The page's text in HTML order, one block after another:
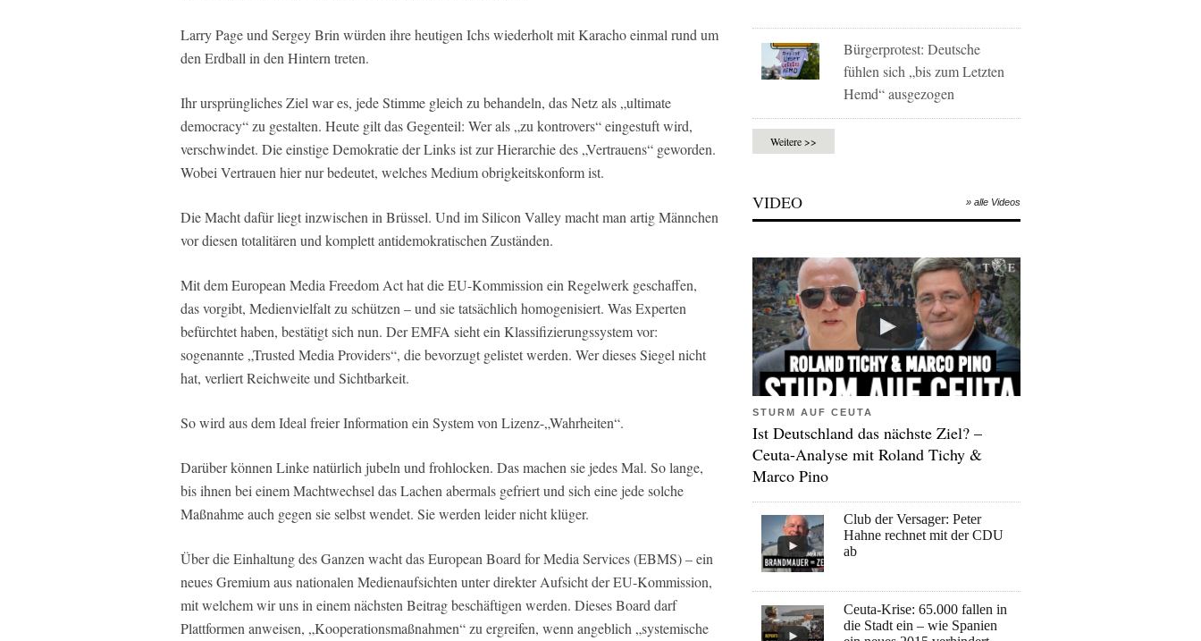
Larry Page und Sergey Brin würden ihre heutigen Ichs wiederholt mit Karacho einmal rund um
den Erdball in den Hintern treten.
Ihr ursprüngliches Ziel war es, jede Stimme gleich zu behandeln, das Netz als „ultimate
democracy“ zu gestalten. Heute gilt das Gegenteil: Wer als „zu kontrovers“ eingestuft wird,
verschwindet. Die einstige Demokratie der Links ist zur Hierarchie des „Vertrauens“ geworden.
Wobei Vertrauen hier nur bedeutet, welches Medium obrigkeitskonform ist.
Die Macht dafür liegt inzwischen in Brüssel. Und im Silicon Valley macht man artig Männchen
vor diesen totalitären und komplett antidemokratischen Zuständen.
Mit dem European Media Freedom Act hat die EU-Kommission ein Regelwerk geschaffen,
das vorgibt, Medienvielfalt zu schützen – und sie tatsächlich homogenisiert. Was Experten
befürchtet haben, bestätigt sich nun. Der EMFA sieht ein Klassifizierungssystem vor:
sogenannte „Trusted Media Providers“, die bevorzugt gelistet werden. Wer dieses Siegel nicht
hat, verliert Reichweite und Sichtbarkeit.
So wird aus dem Ideal freier Information ein System von Lizenz-„Wahrheiten“.
Darüber können Linke natürlich jubeln und frohlocken. Das machen sie jedes Mal. So lange,
bis ihnen bei einem Machtwechsel das Lachen abermals gefriert und sich eine jede solche
Maßnahme auch gegen sie selbst wendet. Sie werden leider nicht klüger.
Über die Einhaltung des Ganzen wacht das European Board for Media Services (EBMS) – ein
neues Gremium aus nationalen Medienaufsichten unter direkter Aufsicht der EU-Kommission,
mit welchem wir uns in einem nächsten Beitrag beschäftigen werden. Dieses Board darf
Plattformen anweisen, „Kooperationsmaßnahmen“ zu ergreifen, wenn angeblich „systemische
Bürgerprotest: Deutsche
fühlen sich „bis zum Letzten
Hemd“ ausgezogen
Weitere >>
VIDEO » alle Videos
STURM AUF CEUTA
Ist Deutschland das nächste Ziel? –
Ceuta-Analyse mit Roland Tichy &
Marco Pino
Club der Versager: Peter
Hahne rechnet mit der CDU
ab
Ceuta-Krise: 65.000 fallen in
die Stadt ein – wie Spanien